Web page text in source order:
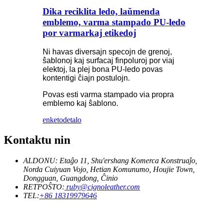
Dika reciklita ledo, laŭmenda
emblemo, varma stampado PU-ledo
por varmarkaj etikedoj
Ni havas diversajn specojn de grenoj,
ŝablonoj kaj surfacaj finpoluroj por viaj
elektoj, la plej bona PU-ledo povas
kontentigi ĉiajn postulojn.
Povas esti varma stampado via propra
emblemo kaj ŝablono.
enketodetalo
Kontaktu nin
ALDONU: Etaĝo 11, Shu'ershang Komerca Konstruaĵo,
Norda Cuiyuan Vojo, Hetian Komunumo, Houjie Town,
Dongguan, Guangdong, Ĉinio
RETPOŜTO: ruby@cignoleather.com
TEL:+86 18319979646